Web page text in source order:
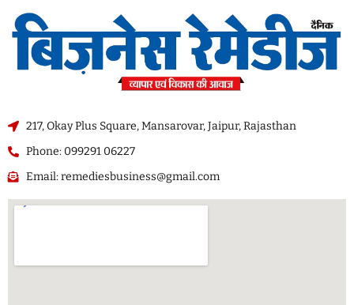
217, Okay Plus Square, Mansarovar, Jaipur, Rajasthan
Phone: 099291 06227
Email: remediesbusiness@gmail.com